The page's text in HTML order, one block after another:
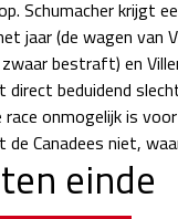
Schumacher krijgt
jaar (de wagen van
bestraft) en
beduidend
onmogelijk is
de Canadees niet,
einde